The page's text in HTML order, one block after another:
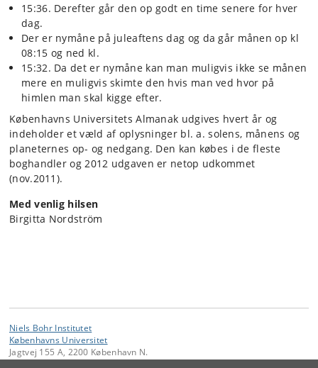
15:36. Derefter går den op godt en time senere for hver
dag.
Der er nymåne på juleaftens dag og da går månen op kl
08:15 og ned kl.
15:32. Da det er nymåne kan man muligvis ikke se månen
mere en muligvis skimte den hvis man ved hvor på
himlen man skal kigge efter.
Københavns Universitets Almanak udgives hvert år og
indeholder et væld af oplysninger bl. a. solens, månens og
planeternes op- og nedgang. Den kan købes i de fleste
boghandler og 2012 udgaven er netop udkommet
(nov.2011).
Med venlig hilsen
Birgitta Nordström
Niels Bohr Institutet
Københavns Universitet
Jagtvej 155 A, 2200 København N.